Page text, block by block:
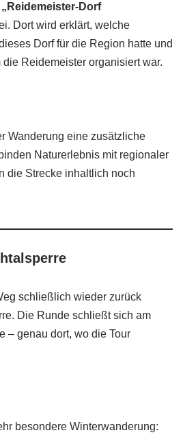
„Reidemeister-Dorf
Dort wird erklärt, welche
Dorf für die Region hatte und
Reidemeister organisiert war.
Wanderung eine zusätzliche
Naturerlebnis mit regionaler
die Strecke inhaltlich noch
schließlich wieder zurück
Die Runde schließt sich am
– genau dort, wo die Tour
besondere Winterwanderung: